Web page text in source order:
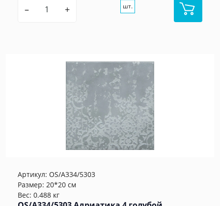
– + шт.
Артикул: OS/A334/5303
Размер: 20*20 см
Вес: 0.488 кг